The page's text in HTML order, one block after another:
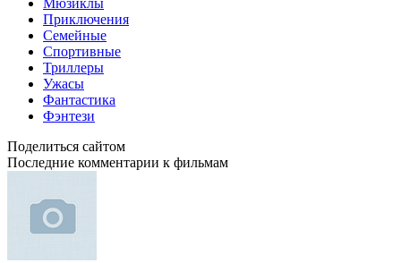
Мюзиклы
Приключения
Семейные
Спортивные
Триллеры
Ужасы
Фантастика
Фэнтези
Поделиться сайтом
Последние комментарии к фильмам